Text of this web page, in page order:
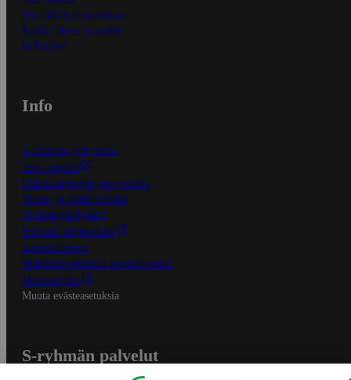
Näin tilaat ja muokkaat
Kaikki ohjeet ja vinkit
In English
Info
S-Business yrityksille
Oiva-raportit
Osuuskauppojen yhteystiedot
Tilaus- ja toimitusehdot
Tietosuojakäytäntö
Palvelun käyttöehdot
Saavutettavuus
Mobiilisovelluksen saavutettavuus
Mainostajalle
Muuta evästeasetuksia
S-ryhmän palvelut